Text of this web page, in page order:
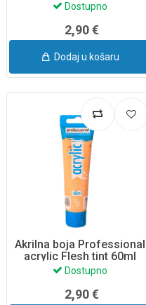
Dostupno
2,90 €
Dodaj u košaru
Akrilna boja Professional
acrylic Flesh tint 60ml
Dostupno
2,90 €